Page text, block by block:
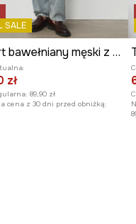
SALE
T-shirt bawełniany męski z elastanem z okazji Dnia Kota
zł
89,90 zł
cena z 30 dni przed obniżką: